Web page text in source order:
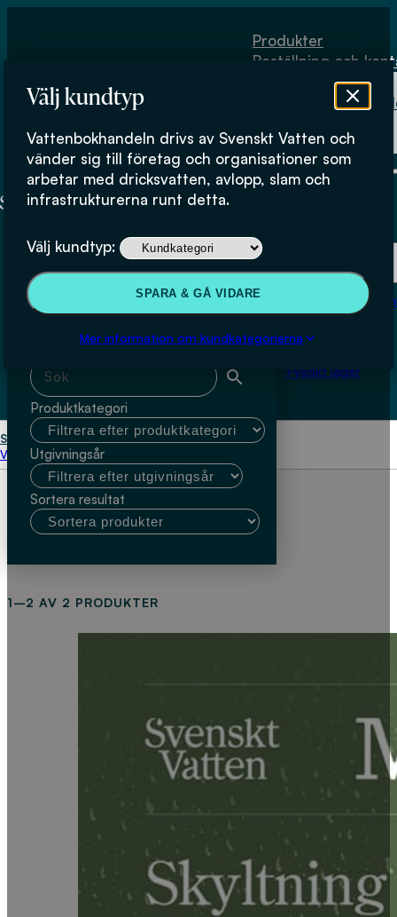
Välj kundtyp
Vattenbokhandeln drivs av Svenskt Vatten och
vänder sig till företag och organisationer som
arbetar med dricksvatten, avlopp, slam och
infrastrukturerna runt detta.
Välj kundtyp:
SPARA & GÅ VIDARE
Mer information om kundkategorierna
Produkter
Beställning och
Fysiskt lager
Beställning och kontakt
Om
Köpvillkor
Fysiskt lager
Start Germund Persson
Välj kundtyp
Germund Persson
Sök & filtrera
Sök med fritext
Produktkategori
Utgivningsår
Sortera resultat
1–2 AV 2 PRODUKTER